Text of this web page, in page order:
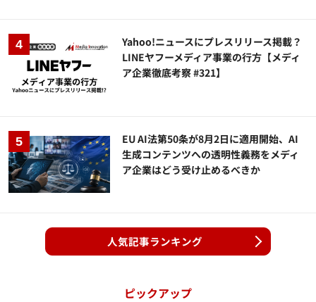
Yahoo!ニュースにプレスリリース掲載？
LINEヤフーメディア事業の行方【メディ
ア企業徹底考察 #321】
EU AI法第50条が8月2日に適用開始、AI
生成コンテンツへの透明性義務をメディ
ア企業はどう受け止めるべきか
人気記事ランキング
ピックアップ